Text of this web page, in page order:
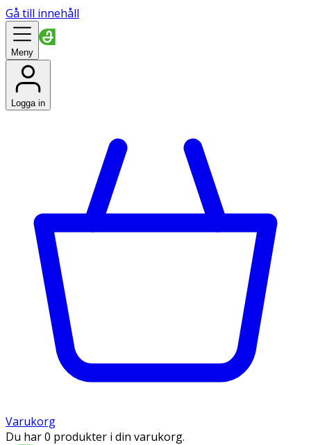
Gå till innehåll
Meny
Logga in
Varukorg
Du har 0 produkter i din varukorg.